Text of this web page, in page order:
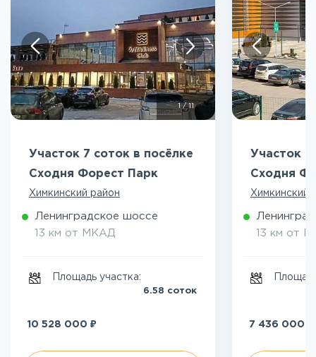
/
Участок 7 соток в посёлке
Сходня Форест Парк
Химкинский район
Ленинградское шоссе
13 км от МКАД
Площадь участка:
6.58 соток
10 528 000 ₽
Участок 7
Сходня
Химкинский
13 км от
7 436 000